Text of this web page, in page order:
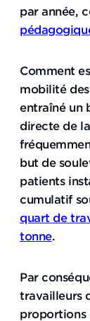
par année,
Comment
mobilité
entraîné un
directe de
but de
patients
cumulatif
quart de
tonne.
Par
travailleurs
proportions